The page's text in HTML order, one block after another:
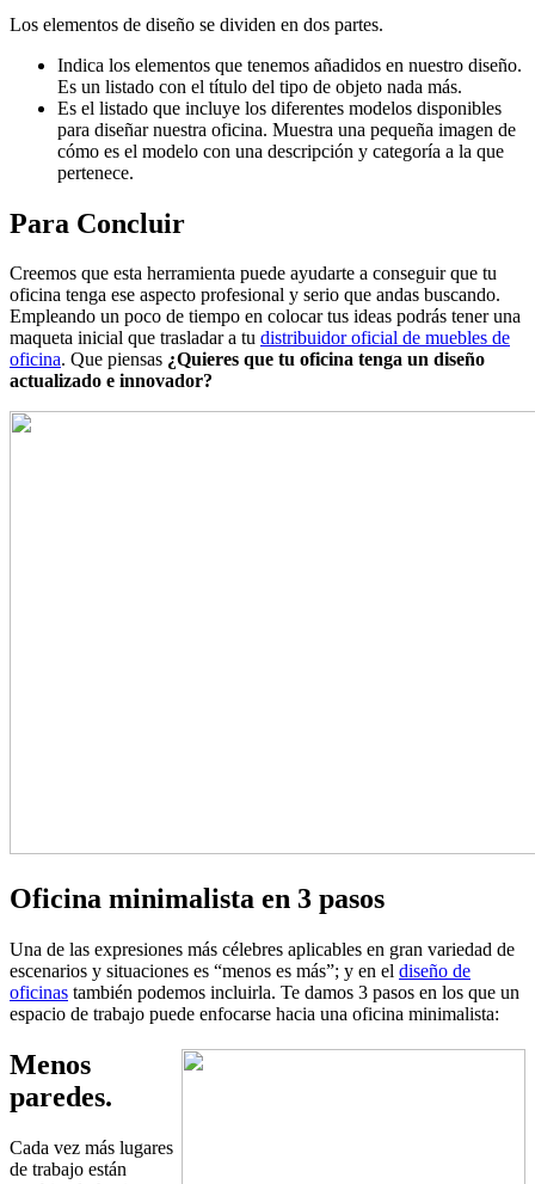
Los elementos de diseño se dividen en dos partes.
Indica los elementos que tenemos añadidos en nuestro diseño.
Es un listado con el título del tipo de objeto nada más.
Es el listado que incluye los diferentes modelos disponibles
para diseñar nuestra oficina. Muestra una pequeña imagen de
cómo es el modelo con una descripción y categoría a la que
pertenece.
Para Concluir
Creemos que esta herramienta puede ayudarte a conseguir que tu
oficina tenga ese aspecto profesional y serio que andas buscando.
Empleando un poco de tiempo en colocar tus ideas podrás tener una
maqueta inicial que trasladar a tu distribuidor oficial de muebles de
oficina. Que piensas ¿Quieres que tu oficina tenga un diseño
actualizado e innovador?
Oficina minimalista en 3 pasos
Una de las expresiones más célebres aplicables en gran variedad de
escenarios y situaciones es “menos es más”; y en el diseño de
oficinas también podemos incluirla. Te damos 3 pasos en los que un
espacio de trabajo puede enfocarse hacia una oficina minimalista:
Menos
paredes.
Cada vez más lugares
de trabajo están